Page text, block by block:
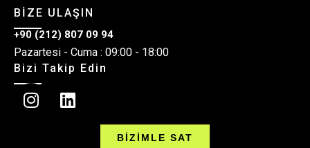
BİZE ULAŞIN
+90 (212) 807 09 94
Pazartesi - Cuma : 09:00 - 18:00
Bizi Takip Edin
BİZİMLE SAT